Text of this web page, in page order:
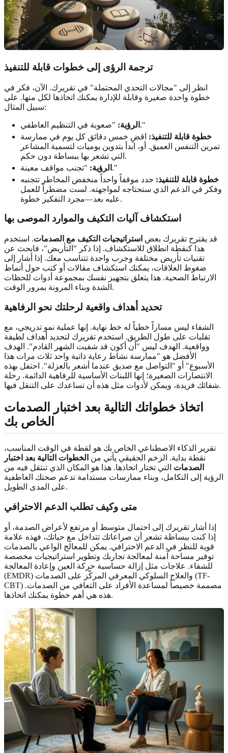
ترجمة الرؤى إلى خطوات قابلة للتنفيذ
انظر إلى "مجالات التحدي المحتملة" في تقريرك. الآن، فكر في
خطوة واحدة صغيرة وقابلة للإدارة يمكنك اتخاذها لكل منها. على
سبيل المثال:
الرؤية: "صعوبة في التنظيم العاطفي."
خطوة قابلة للتنفيذ: اقضِ خمس دقائق كل يوم في ممارسة
تمرين التنفس العميق. أو، ابدأ بتدوين يوميات لتسمية المشاعر
التي تشعر بها ببساطة دون حكم.
الرؤية: "تجنب مواقف معينة."
خطوة قابلة للتنفيذ: حدد موقفاً واحداً منخفض المخاطر تتجنبه
وفكر في الدعم الذي ستحتاجه لمواجهته. لست مضطراً للعمل
عليه بعد—مجرد التفكير خطوة.
استكشاف آليات التكيف والموارد الموصى بها
قد يقترح تقريرك بعض استراتيجيات التكيف مع الصدمات. استخدم
هذا كنقطة انطلاق للاستكشاف. إذا ذكر "التأريض"، فابحث عن
تقنيات تأريض مختلفة وجرب واحدة تتناسب معك. إذا أشار إلى
ضغوط العلاقات، يمكنك استكشاف مقالات أو كتب حول أنماط
الارتباط الصحية. هذا يتعلق بتجهيز نفسك بمجموعة أدوات للحظات
الشدة وبناء المرونة بمرور الوقت.
تحديد أهداف واقعية لرحلتك نحو الرفاهية
الشفاء ليس مساراً خطياً له خط نهاية. إنها عملية نمو تدريجي، مع
تقلبات على طول الطريق. استخدم تقريرك لتحديد أهداف لطيفة
وواقعية. الهدف ليس "أن أكون قد شفيت الشهر القادم". الهدف
الأفضل هو "ممارسة نشاط رعاية ذاتية واحد ثلاث مرات هذا
الأسبوع" أو "التواصل مع صديق عندما أشعر بالعزلة". احتفل بهذه
الانتصارات الصغيرة؛ إنها اللبنات الأساسية للرفاهية الدائمة. رحلة
شفائك فريدة، ويمكن لأدوات مثل هذه أن تساعدك على التنقل فيها.
اتخاذ خطواتك التالية بعد اختبار الصدمات
الخاص بك
تقرير الذكاء الاصطناعي الخاص بك هو لقطة في الوقت المناسب،
نقطة بداية. الزخم الحقيقي يأتي من الخطوات التالية بعد اختبار
الصدمات التي تختار اتخاذها. هذا هو المكان الذي تنتقل فيه من
الرؤية إلى التكامل، وبناء ممارسات مستدامة تدعم صحتك العاطفية
على المدى الطويل.
متى وكيف تطلب الدعم الاحترافي
إذا أشار تقريرك إلى احتمال متوسط أو مرتفع لأعراض الصدمة، أو
إذا كنت ببساطة تشعر أن صراعاتك تتداخل مع حياتك، فهذه علامة
قوية للنظر في الدعم الاحترافي. يمكن للمعالج الواعي بالصدمات
توفير مساحة آمنة لمعالجة تجاربك وتطوير استراتيجيات مخصصة
للشفاء. علاجات مثل إزالة حساسية حركة العين وإعادة المعالجة
(EMDR) والعلاج السلوكي المعرفي المركّز على الصدمات (TF-
CBT) مصممة خصيصاً لمساعدة الأفراد على التعافي من الصدمات.
هذه هي أهم خطوة يمكنك اتخاذها.